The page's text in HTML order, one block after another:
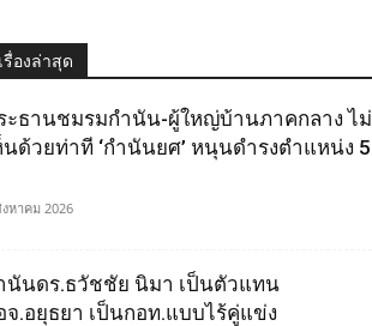
เรื่องล่าสุด
ะธานชมรมกำนัน-ผู้ใหญ่บ้านภาคกลาง ไม่
นด้วยท่าที ‘กำนันยศ’ หนุนดำรงตำแหน่ง 5
หาคม 2026
นันดร.ธวัชชัย นิมา เป็นตัวแทน
จ.อยุธยา เป็นกอท.แบบไร้คู่แข่ง